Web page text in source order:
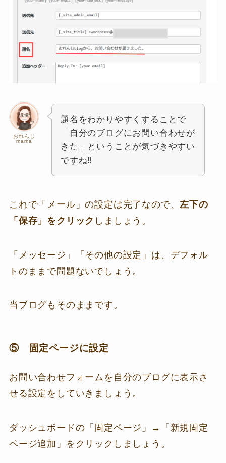
おれんじ
mama
題名をわかりやすくすることで
「自分のブログにお問い合わせが
きた」ということが気づきやすい
ですね‼
これで「メール」の設定は完了なので、左下の
「保存」をクリック しましょう。
「メッセージ」「その他の設定」は、デフォル
トのままで問題ないでしょう。
当ブログもそのままです。
⑤ 固定ページに設定
お問い合わせフォームを自分のブログに表示さ
せる設定をしていきましょう。
ダッシュボードの「固定ページ」→「新規固定
ページ追加」をクリックしましょう。